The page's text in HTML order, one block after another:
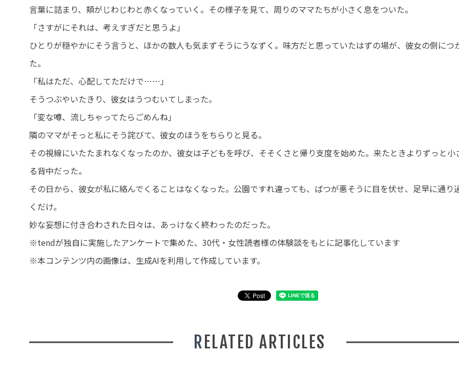
言葉に詰まり、頬がじわじわと赤くなっていく。その様子を見て、周りのママたちが小さく息をついた。
「さすがにそれは、考えすぎだと思うよ」
ひとりが穏やかにそう言うと、ほかの数人も気まずそうにうなずく。味方だと思っていたはずの場が、彼女の側につ
た。
「私はただ、心配してただけで……」
そうつぶやいたきり、彼女はうつむいてしまった。
「変な噂、流しちゃってたらごめんね」
隣のママがそっと私にそう詫びて、彼女のほうをちらりと見る。
その視線にいたたまれなくなったのか、彼女は子どもを呼び、そそくさと帰り支度を始めた。来たときよりずっと小
る背中だった。
その日から、彼女が私に絡んでくることはなくなった。公園ですれ違っても、ばつが悪そうに目を伏せ、足早に通り
くだけ。
妙な妄想に付き合わされた日々は、あっけなく終わったのだった。
※tendが独自に実施したアンケートで集めた、30代・女性読者様の体験談をもとに記事化しています
※本コンテンツ内の画像は、生成AIを利用して作成しています。
RELATED ARTICLES